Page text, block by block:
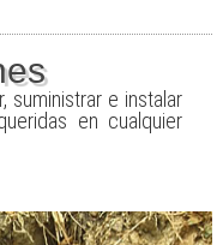
suministrar e instalar
en cualquier